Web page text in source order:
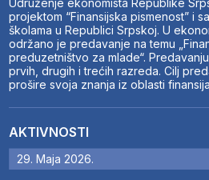
Udruženje ekonomista Republike
projektom “Finansijska pismenost” i
školama u Republici Srpskoj. U
održano je predavanje na temu
preduzetništvo za mlade“.
prvih, drugih i trećih razreda. Cilj
prošire svoja znanja iz oblasti
AKTIVNOSTI
29. Maja 2026.